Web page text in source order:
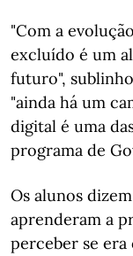
"Com a
excluído é um
futuro",
"ainda há um
digital é uma
programa de
Os alunos
aprenderam a
perceber se